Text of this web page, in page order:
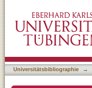
Universitätsbibliographie →